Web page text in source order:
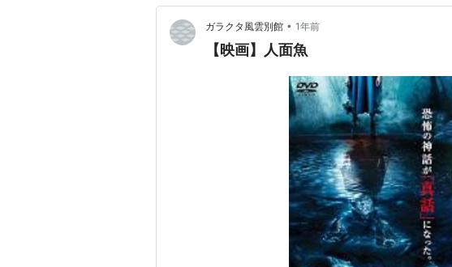
当時、その美貌ぶりをして「台湾の宮沢りえ」と
ィー番組から、映画出演、写真集、ＣＭなど幅ひ
現在は、ふたたび台湾で活動している。2005年4
で発売されたが、日本での発売はなかった。（※狠狠
天使・想(シアン) NEW
アーティスト:ビビアン・
出版社/メーカー:
EMIミュ
発売日:1998/11/26
メディア:CD
ガラクタ風雲別館 • 1年前
【映画】人面魚